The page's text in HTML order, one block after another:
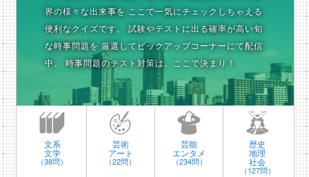
界の様々な出来事を ここで一気にチェックしちゃえる
便利なクイズです。
試験やテストに出る確率が高い旬
な時事問題を 厳選してピックアップコーナーにて配信
中。
時事問題のテスト対策は、ここで決まり！
文系
文学
（38問）
芸術
アート
（22問）
芸能
エンタメ
（234問）
歴史
地理
社会
（127問）